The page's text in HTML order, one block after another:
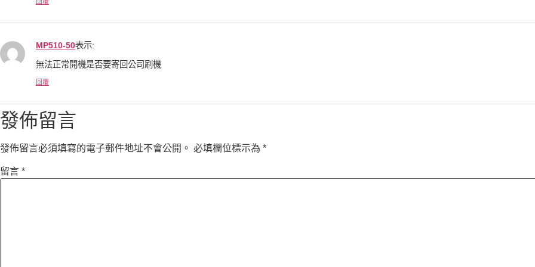
MP510-50表示:
無法正常開機是否要寄回公司刷機
回覆
發佈留言
發佈留言必須填寫的電子郵件地址不會公開。 必填欄位標示為 *
留言 *